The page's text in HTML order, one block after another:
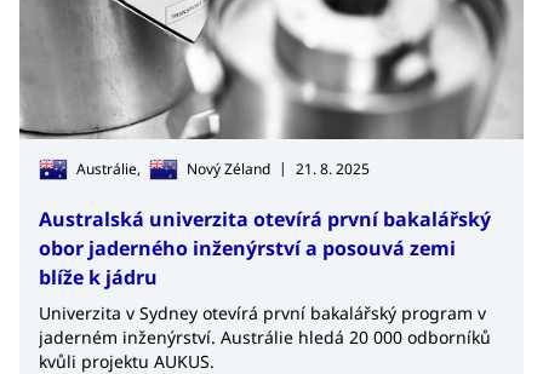
Austrálie, Nový Zéland | 21. 8. 2025
Australská univerzita otevírá první bakalářský
obor jaderného inženýrství a posouvá zemi
blíže k jádru
Univerzita v Sydney otevírá první bakalářský program v
jaderném inženýrství. Austrálie hledá 20 000 odborníků
kvůli projektu AUKUS.